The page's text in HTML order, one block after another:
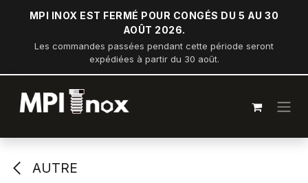
Se rendre au contenu
MPI INOX EST FERMÉ POUR CONGÉS DU 5 AU 30
AOÛT 2026.
Les commandes passées pendant cette période seront
expédiées à partir du 30 août.
AUTRE